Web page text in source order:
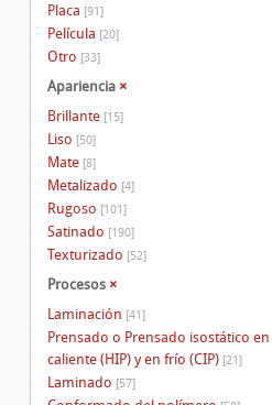
Placa [91]
Película [20]
Otro [33]
Apariencia ×
Brillante [15]
Liso [50]
Mate [8]
Metalizado [4]
Rugoso [101]
Satinado [190]
Texturizado [52]
Procesos ×
Laminación [41]
Prensado o Prensado isostático en
caliente (HIP) y en frío (CIP) [21]
Laminado [57]